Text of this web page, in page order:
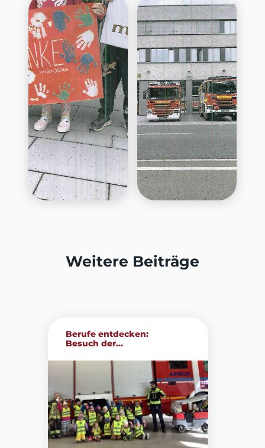
Weitere Beiträge
Berufe entdecken:
Besuch der...